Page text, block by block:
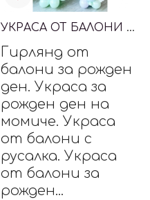
УКРАСА ОТ БАЛОНИ ЗА МОМИЧЕ С РУСАЛКА
Гирлянд от
балони за рожден
ден. Украса за
рожден ден на
момиче. Украса
от балони с
русалка. Украса
от балони за
рожден...